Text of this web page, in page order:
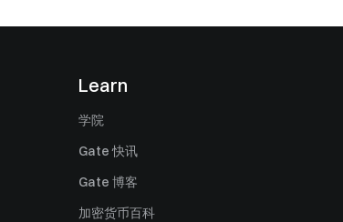
Learn
学院
Gate 快讯
Gate 博客
加密货币百科